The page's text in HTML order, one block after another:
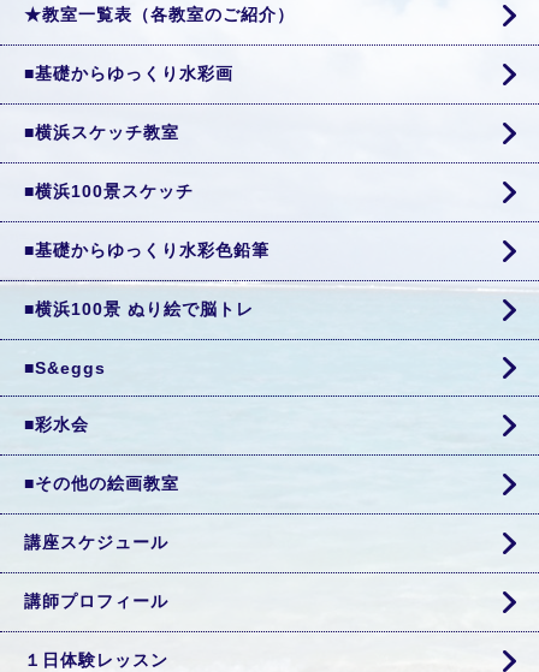
★教室一覧表（各教室のご紹介）
■基礎からゆっくり水彩画
■横浜スケッチ教室
■横浜100景スケッチ
■基礎からゆっくり水彩色鉛筆
■横浜100景 ぬり絵で脳トレ
■S&eggs
■彩水会
■その他の絵画教室
講座スケジュール
講師プロフィール
１日体験レッスン